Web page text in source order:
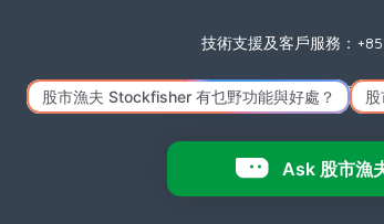
技術支援及客戶服務：
星期一至五(公眾假
Icon made byFreepik